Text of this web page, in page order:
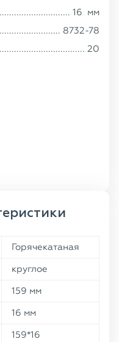
16 мм
8732-78
20
Горячекатаная
круглое
159 мм
16 мм
159*16